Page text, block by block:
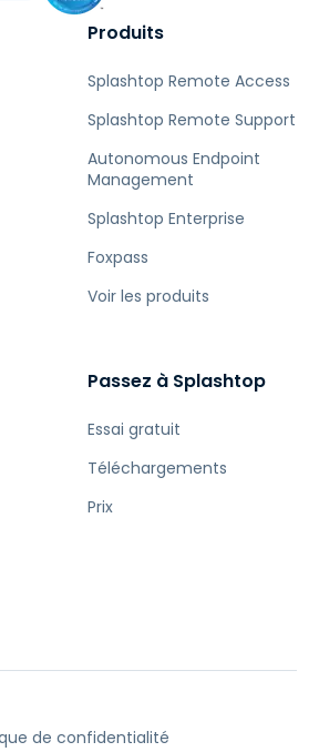
Produits
Splashtop Remote Access
Splashtop Remote Support
Autonomous Endpoint
Management
Splashtop Enterprise
Foxpass
Voir les produits
Passez à Splashtop
Essai gratuit
Téléchargements
Prix
de confidentialité